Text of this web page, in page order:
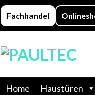
Fachhandel
Home Haustüren